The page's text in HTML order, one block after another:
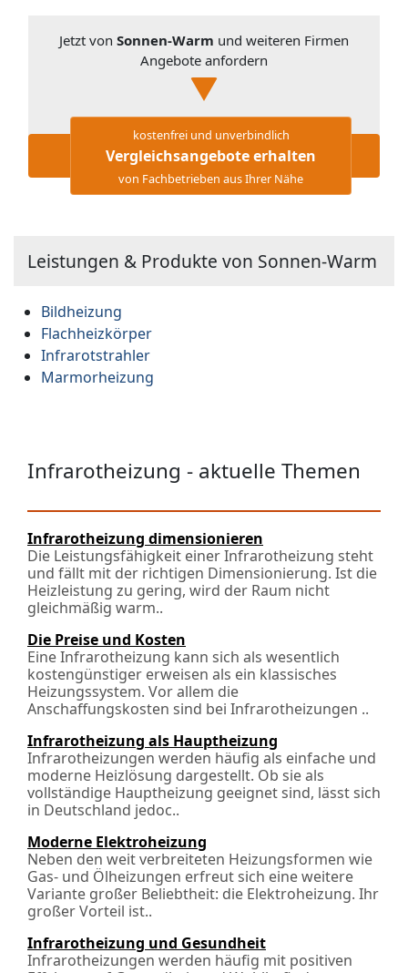
Jetzt von Sonnen-Warm und weiteren Firmen
Angebote anfordern
kostenfrei und unverbindlich
Vergleichsangebote erhalten
von Fachbetrieben aus Ihrer Nähe
Leistungen & Produkte von Sonnen-Warm
Bildheizung
Flachheizkörper
Infrarotstrahler
Marmorheizung
Infrarotheizung - aktuelle Themen
Infrarotheizung dimensionieren
Die Leistungsfähigkeit einer Infrarotheizung steht
und fällt mit der richtigen Dimensionierung. Ist die
Heizleistung zu gering, wird der Raum nicht
gleichmäßig warm..
Die Preise und Kosten
Eine Infrarotheizung kann sich als wesentlich
kostengünstiger erweisen als ein klassisches
Heizungssystem. Vor allem die
Anschaffungskosten sind bei Infrarotheizungen ..
Infrarotheizung als Hauptheizung
Infrarotheizungen werden häufig als einfache und
moderne Heizlösung dargestellt. Ob sie als
vollständige Hauptheizung geeignet sind, lässt sich
in Deutschland jedoc..
Moderne Elektroheizung
Neben den weit verbreiteten Heizungsformen wie
Gas- und Ölheizungen erfreut sich eine weitere
Variante großer Beliebtheit: die Elektroheizung. Ihr
großer Vorteil ist..
Infrarotheizung und Gesundheit
Infrarotheizungen werden häufig mit positiven